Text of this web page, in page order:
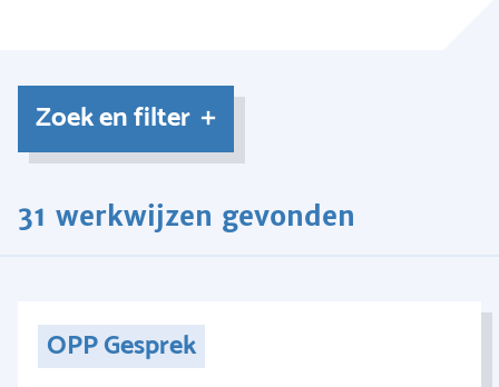
Zoek en filter
31 werkwijzen gevonden
OPP Gesprek